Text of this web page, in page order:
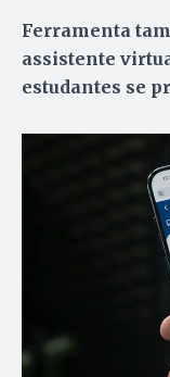
Ferramenta
assistente
estudantes se